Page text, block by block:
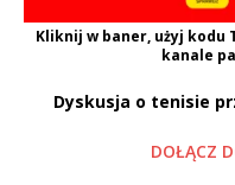
Kliknij w baner, użyj kodu
kanale
Dyskusja o tenisie
DOŁĄCZ